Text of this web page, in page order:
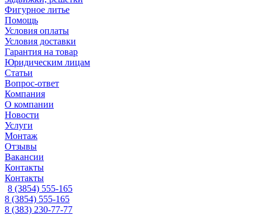
Фигурное литье
Помощь
Условия оплаты
Условия доставки
Гарантия на товар
Юридическим лицам
Статьи
Вопрос-ответ
Компания
О компании
Новости
Услуги
Монтаж
Отзывы
Вакансии
Контакты
Контакты
8 (3854) 555-165
8 (3854) 555-165
8 (383) 230-77-77